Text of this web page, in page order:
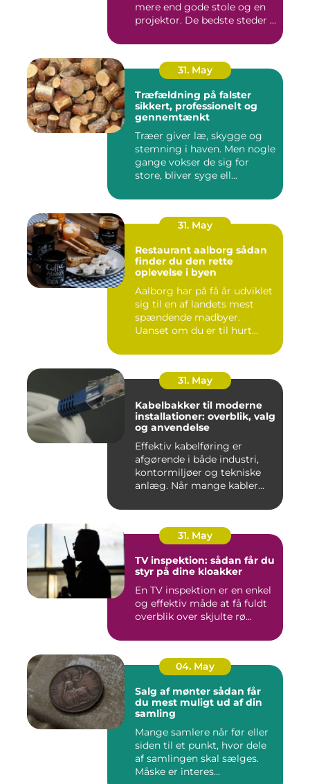
mere end gode stole og en
projektor. De bedste steder i
31. May
Træfældning på falster
sikkert, professionelt og
gennemtænkt
Træer giver læ, skygge og
stemning i haven. Men nogle
gange vokser de sig for
store, bliver syge ell...
31. May
Restaurant aalborg sådan
finder du den rette
oplevelse i byen
Aalborg har på få år udviklet
sig til en af landets mest
spændende madbyer.
Uanset om du er til hurt...
31. May
Kabelbakker til moderne
installationer: overblik, valg
og anvendelse
Effektiv kabelføring er
afgørende i både industri,
kontormiljøer og tekniske
anlæg. Når mange kabler...
31. May
TV inspektion: sådan får du
styr på dine kloakker
En TV inspektion er en enkel
og effektiv måde at få fuldt
overblik over skjulte rø...
04. May
Salg af mønter sådan får
du mest muligt ud af din
samling
Mange samlere når før eller
siden til et punkt, hvor dele
af samlingen skal sælges.
Måske er interes...